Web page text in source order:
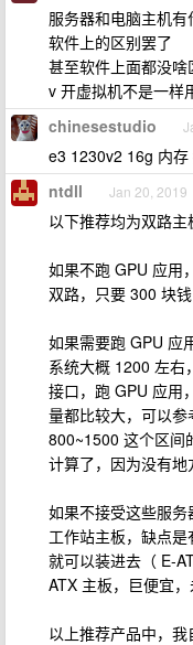
服务器和电脑主机有
软件上的区别罢了
甚至软件上面都没
v 开虚拟机不是一样
chinesestudio
e3 1230v2 16g 内
ntdll Jan 20, 2019
以下推荐均为双路主
如果不跑 GPU 应用
双路，只要 300 块
如果需要跑 GPU 应
系统大概 1200 左右
接口，跑 GPU 应用
量都比较大，可以
800~1500 这个区间
计算了，因为没有地
如果不接受这些服
工作站主板，缺点
就可以装进去（ E-
ATX 主板，巨便宜，
以上推荐产品中，